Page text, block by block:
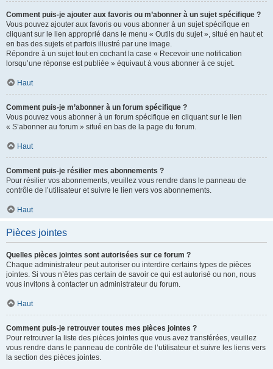
Comment puis-je ajouter aux favoris ou m’abonner à un sujet spécifique ?
Vous pouvez ajouter aux favoris ou vous abonner à un sujet spécifique en
cliquant sur le lien approprié dans le menu « Outils du sujet », situé en haut et
en bas des sujets et parfois illustré par une image.
Répondre à un sujet tout en cochant la case « Recevoir une notification
lorsqu’une réponse est publiée » équivaut à vous abonner à ce sujet.
Haut
Comment puis-je m’abonner à un forum spécifique ?
Vous pouvez vous abonner à un forum spécifique en cliquant sur le lien
« S’abonner au forum » situé en bas de la page du forum.
Haut
Comment puis-je résilier mes abonnements ?
Pour résilier vos abonnements, veuillez vous rendre dans le panneau de
contrôle de l’utilisateur et suivre le lien vers vos abonnements.
Haut
Pièces jointes
Quelles pièces jointes sont autorisées sur ce forum ?
Chaque administrateur peut autoriser ou interdire certains types de pièces
jointes. Si vous n’êtes pas certain de savoir ce qui est autorisé ou non, nous
vous invitons à contacter un administrateur du forum.
Haut
Comment puis-je retrouver toutes mes pièces jointes ?
Pour retrouver la liste des pièces jointes que vous avez transférées, veuillez
vous rendre dans le panneau de contrôle de l’utilisateur et suivre les liens vers
la section des pièces jointes.